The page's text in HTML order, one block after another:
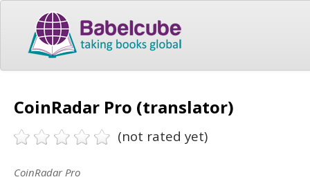
CoinRadar Pro (translator)
(not rated yet)
CoinRadar Pro